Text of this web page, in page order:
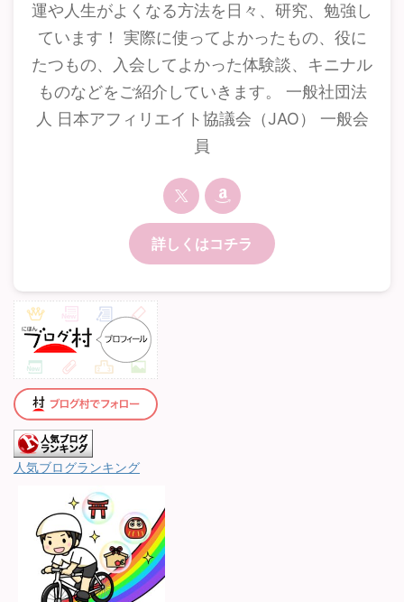
運や人生がよくなる方法を日々、研究、勉強し
ています！ 実際に使ってよかったもの、役に
たつもの、入会してよかった体験談、キニナル
ものなどをご紹介していきます。 一般社団法
人 日本アフィリエイト協議会（JAO） 一般会
員
詳しくはコチラ
人気ブログランキング